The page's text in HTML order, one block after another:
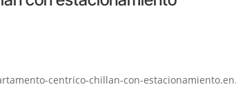
centrico-chillan-con-